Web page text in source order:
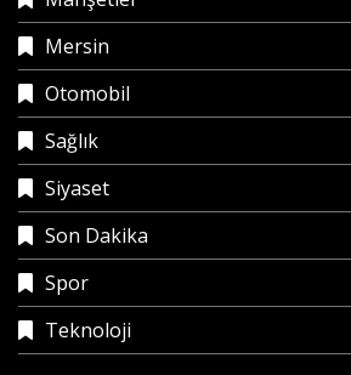
Mersin
Otomobil
Sağlık
Siyaset
Son Dakika
Spor
Teknoloji